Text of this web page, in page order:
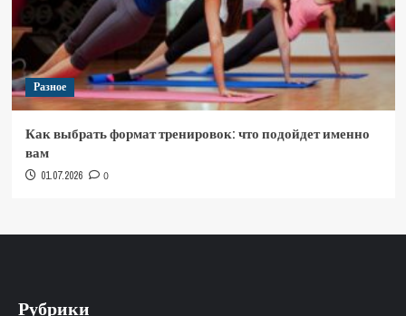
Разное
Как выбрать формат тренировок: что подойдет именно
вам
01.07.2026 0
Рубрики